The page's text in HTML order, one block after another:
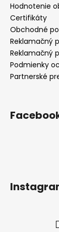
Hodnotenie
Certifikáty
Obchodné
Reklamačný
Reklamačný
Podmienky
Partnerské